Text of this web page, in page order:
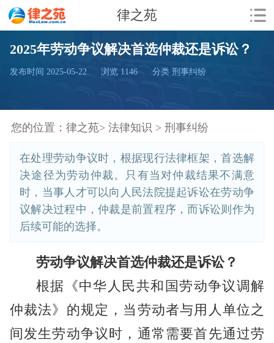
律之苑
2025年劳动争议解决首选仲裁还是诉讼？
发布时间 2025-05-22 浏览 1146 分类 刑事纠纷
您的位置： 律之苑> 法律知识 > 刑事纠纷
在处理劳动争议时，根据现行法律框架，首选解
决途径为劳动仲裁。只有当对仲裁结果不满意
时，当事人才可以向人民法院提起诉讼在劳动争
议解决过程中，仲裁是前置程序，而诉讼则作为
后续可能的选择。
劳动争议解决首选仲裁还是诉讼？
根据《中华人民共和国劳动争议调解
仲裁法》的规定，当劳动者与用人单位之
间发生劳动争议时，通常需要首先通过劳